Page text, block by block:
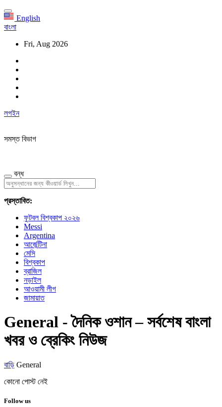
English
বাংলা
Fri, Aug 2026
লগইন
সমস্ত বিভাগ
বন্ধ
প্রস্তাবিত:
ফুটবল বিশ্বকাপ ২০২৬
Messi
Argentina
আর্জেন্টিনা
মেসি
বিশ্বকাপ
ব্রাজিল
নড়াইল
আওয়ামী লীগ
জামায়াত
General - দৈনিক ওশান – সর্বশেষ বাংলা
খবর ও ব্রেকিং নিউজ
বাড়ি General
কোনো পোস্ট নেই
Follow us